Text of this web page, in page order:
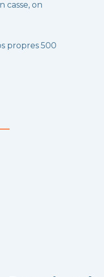
casse, on
propres 500